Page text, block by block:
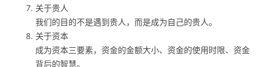
关于贵人
我们的目的不是遇到贵人，而是成为自己的贵人。
关于资本
成为资本三要素，资金的金额大小、资金的使用时限、资金
背后的智慧。